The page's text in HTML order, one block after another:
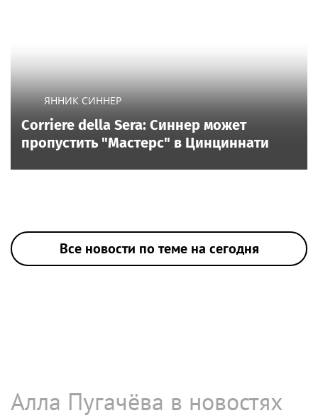
ЯННИК СИННЕР
Corriere della Sera: Синнер может
пропустить "Мастерс" в Цинциннати
Все новости по теме на сегодня
Алла Пугачёва в новостях